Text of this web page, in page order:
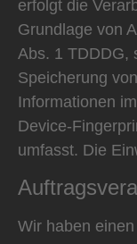
erfolgt die
Grundlage von
Abs. 1 TDDDG,
Speicherung
Informationen
Device-
umfasst. Die
Wir haben